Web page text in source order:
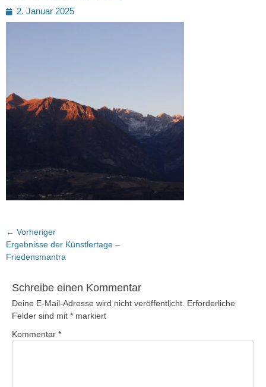
Posted
on
2. Januar 2025
Beitragsnavigation
← Vorheriger
Vorheriger
Beitrag:
Ergebnisse der Künstlertage –
Friedensmantra
Schreibe einen Kommentar
Deine E-Mail-Adresse wird nicht veröffentlicht. Erforderliche
Felder sind mit * markiert
Kommentar *